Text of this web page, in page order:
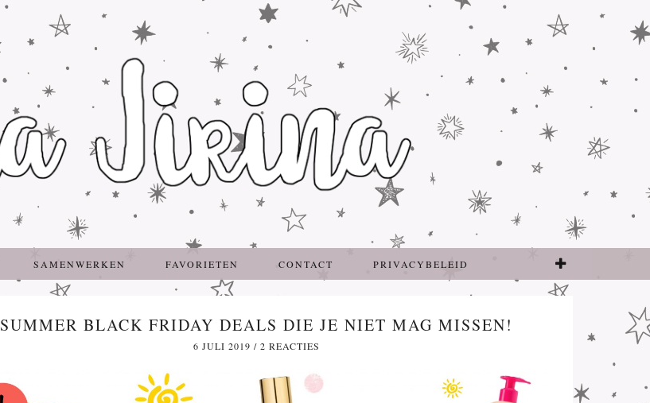
SAMENWERKEN FAVORIETEN CONTACT PRIVACYBELEID
SUMMER BLACK FRIDAY DEALS DIE JE NIET MAG MISSEN!
6 JULI 2019 / 2 REACTIES